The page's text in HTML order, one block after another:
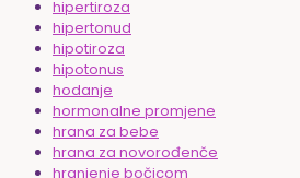
hipertiroza
hipertonud
hipotiroza
hipotonus
hodanje
hormonalne promjene
hrana za bebe
hrana za novorođenče
hranjenje bočicom